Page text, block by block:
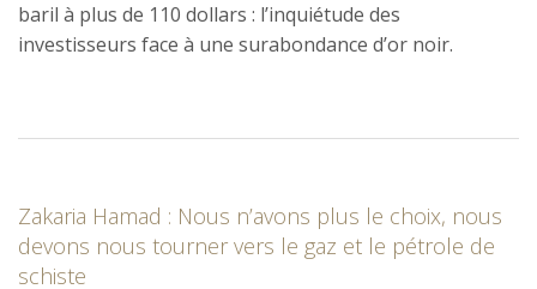
baril à plus de 110 dollars : l’inquiétude des
investisseurs face à une surabondance d’or noir.
Zakaria Hamad : Nous n’avons plus le choix, nous
devons nous tourner vers le gaz et le pétrole de
schiste